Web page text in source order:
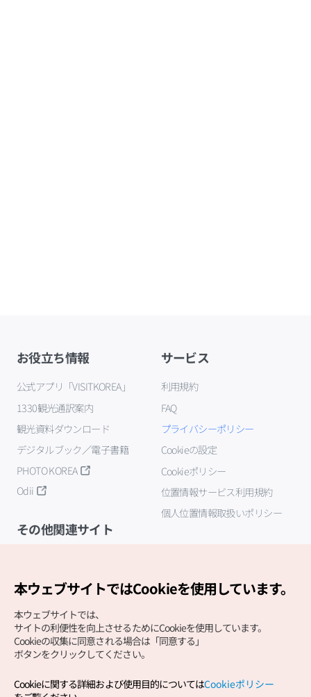
お役立ち情報
公式アプリ「VISITKOREA」
1330観光通訳案内
観光資料ダウンロード
デジタルブック／電子書籍
PHOTO KOREA
Odii
サービス
利用規約
FAQ
プライバシーポリシー
Cookieの設定
Cookieポリシー
位置情報サービス利用規約
個人位置情報取扱いポリシー
その他関連サイト
Copyright (c) Korea Tourism Organization All Rights
本ウェブサイトではCookieを使用しています。
本ウェブサイトでは、
サイトの利便性を向上させるためにCookieを使用しています。
Cookieの収集に同意される場合は「同意する」
ボタンをクリックしてください。
Cookieに関する詳細および使用目的についてはCookieポリシー